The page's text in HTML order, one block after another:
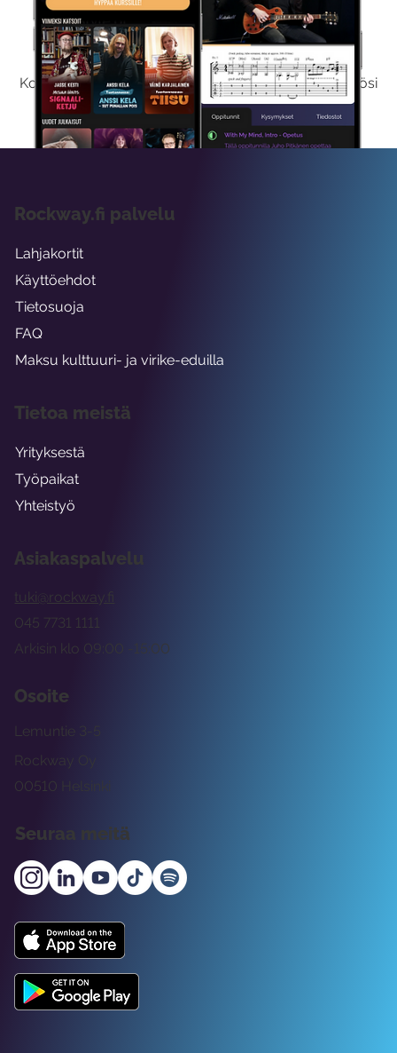
Kokeile Ilmaiseksi
Kokeilemalla ilmaiseksi saat koko sisältömme käyttöösi
viikon ajaksi.
Asiakaspalvelu
tuki@rockway.fi
Arkisin klo 09:00 -15:00
045 7731 1111
Osoite
Rockway Oy
Lemuntie 3-5
00510 Helsinki
Seuraa meitä
Rockway.fi palvelu
Lahjakortit
Käyttöehdot
Tietosuoja
FAQ
Maksu kulttuuri- ja virike-eduilla
Tietoa meistä
Yrityksestä
Työpaikat
Yhteistyö